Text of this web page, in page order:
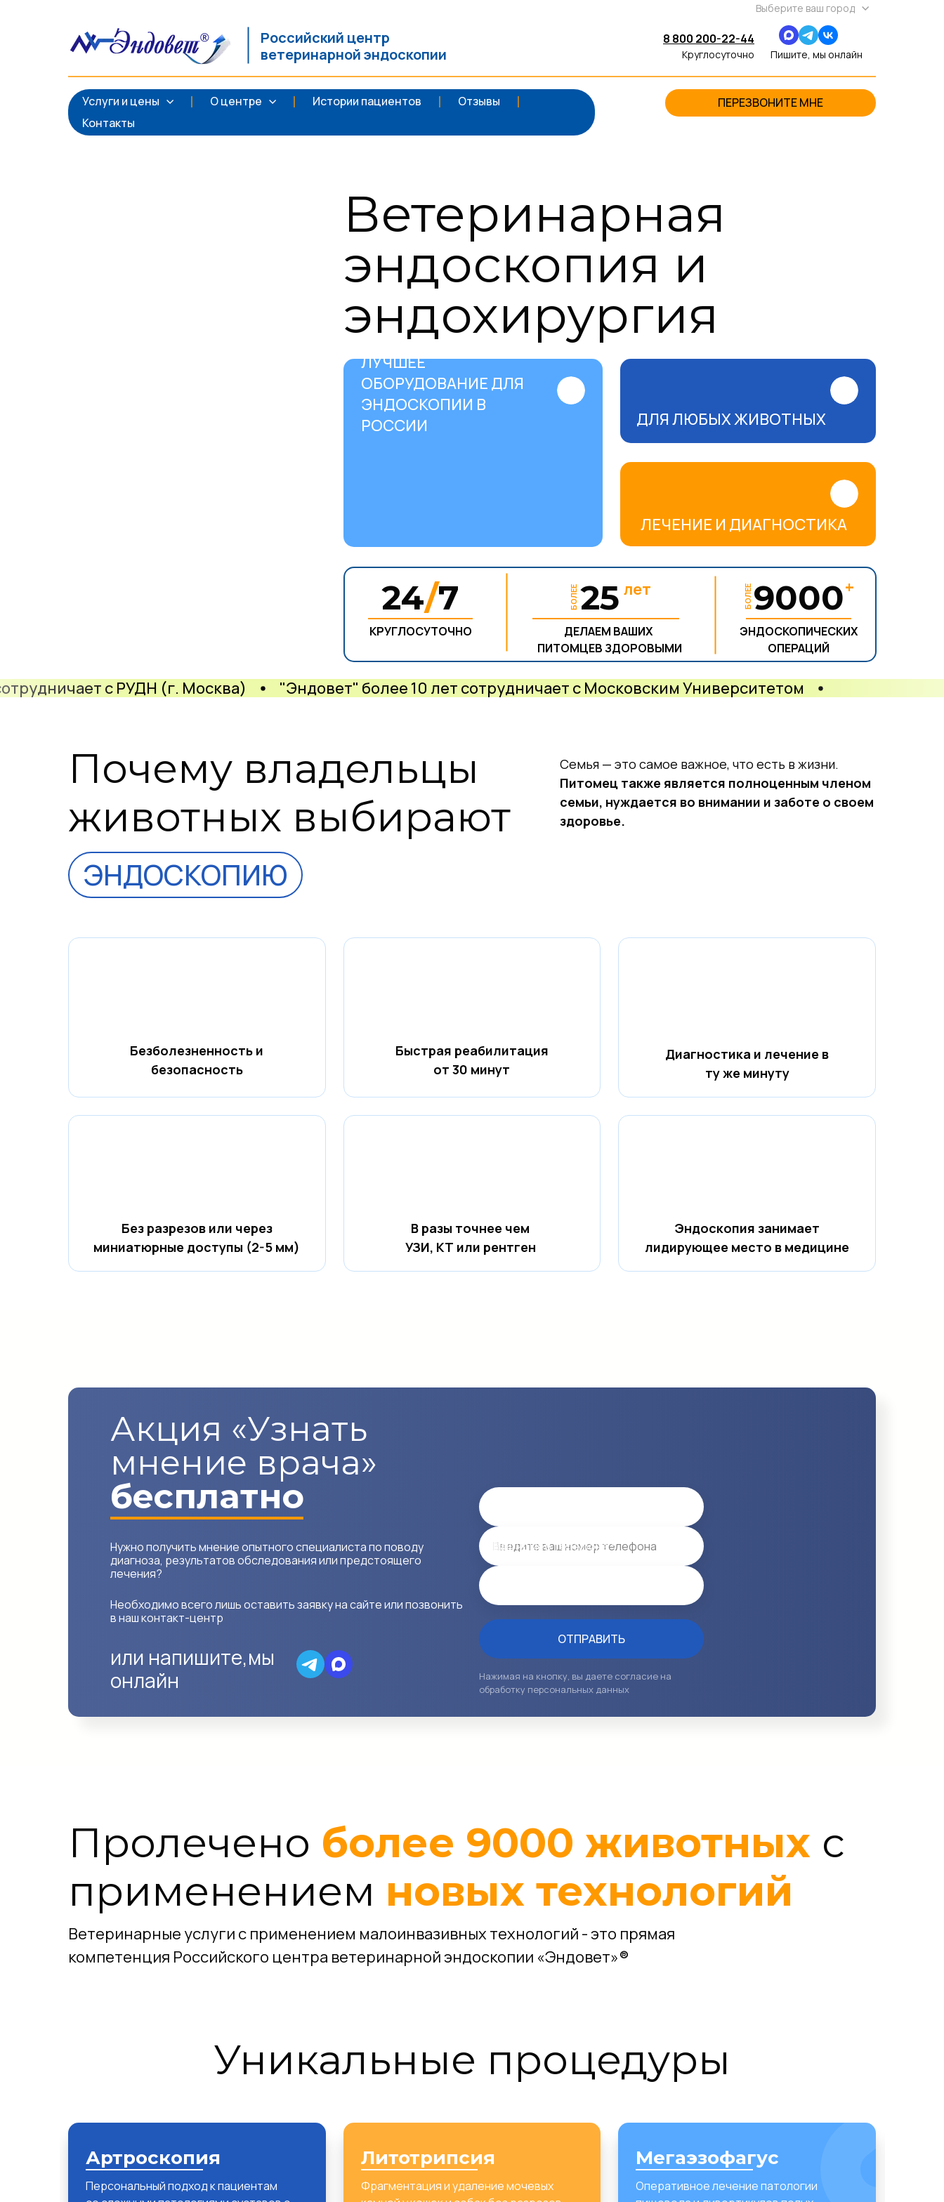
Выберите ваш город
Российский центр
ветеринарной эндоскопии
8 800 200-22-44
Круглосуточно Пишите, мы онлайн
Услуги и цены О центре Истории пациентов
Отзывы
Контакты
ПЕРЕЗВОНИТЕ МНЕ
ЛУЧШЕЕ
ОБОРУДОВАНИЕ ДЛЯ
ЭНДОСКОПИИ В
РОССИИ
ЛЕЧЕНИЕ И ДИАГНОСТИКА
ДЛЯ ЛЮБЫХ ЖИВОТНЫХ
Ветеринарная
эндоскопия и
эндохирургия
24/7
КРУГЛОСУТОЧНО
БОЛЕЕ лет
25
ДЕЛАЕМ ВАШИХ
ПИТОМЦЕВ ЗДОРОВЫМИ
+
БОЛЕЕ9000
ЭНДОСКОПИЧЕСКИХ
ОПЕРАЦИЙ
ЭНДОСКОПИЮ
Почему владельцы
животных выбирают
Семья — это самое важное, что есть в жизни.
Питомец также является полноценным членом
семьи, нуждается во внимании и заботе о своем
здоровье.
с РУДН (г. Москва) "Эндовет" более 10 лет сотрудничает с Московским Университетом
Безболезненность и
безопасность
Быстрая реабилитация
от 30 минут
Диагностика и лечение в
ту же минуту
Без разрезов или через
миниатюрные доступы (2-5 мм)
В разы точнее чем
УЗИ, КТ или рентген
Эндоскопия занимает
лидирующее место в медицине
Акция «Узнать
мнение врача»
бесплатно
Нужно получить мнение опытного специалиста по поводу
диагноза, результатов обследования или предстоящего
лечения?
Необходимо всего лишь оставить заявку на сайте или позвонить
в наш контакт-центр
или напишите,мы
онлайн
Ваш номер телефона *
ОТПРАВИТЬ
Нажимая на кнопку, вы даете согласие на
обработку персональных данных
Пролечено более 9000 животных с
применением новых технологий
Ветеринарные услуги с применением малоинвазивных технологий - это прямая
компетенция Российского центра ветеринарной эндоскопии «Эндовет»®
Уникальные процедуры
Артроскопия
Персональный подход к пациентам
Литотрипсия
Фрагментация и удаление мочевых
Мегаэзофагус
Оперативное лечение патологии